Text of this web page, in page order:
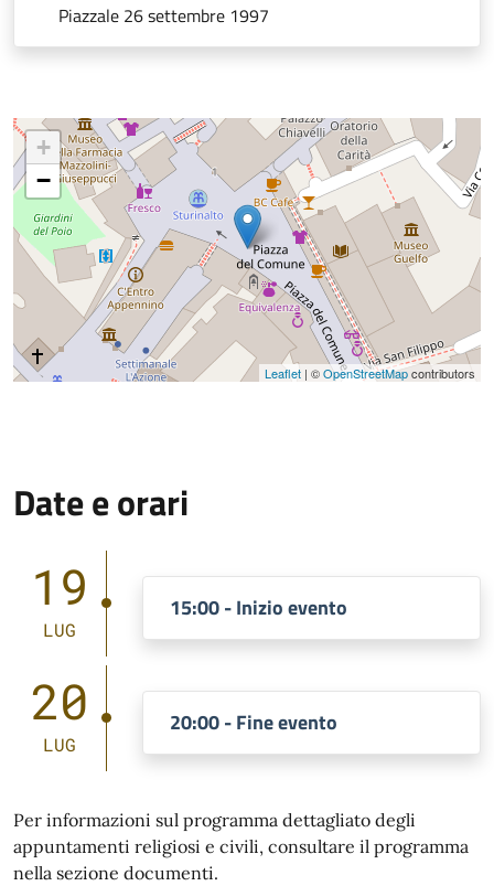
Piazzale 26 settembre 1997
+
−
Leaflet | ©OpenStreetMapcontributors
Date e orari
19
LUG
15:00 - Inizio evento
20
LUG
20:00 - Fine evento
Per informazioni sul programma dettagliato degli
appuntamenti religiosi e civili, consultare il programma
nella sezione documenti.